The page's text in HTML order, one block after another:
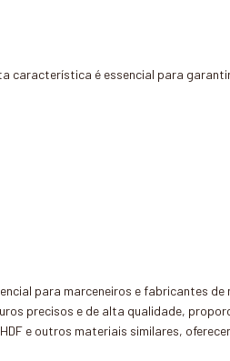
característica é essencial para
para marceneiros e fabricantes de
precisos e de alta qualidade,
e outros materiais similares,